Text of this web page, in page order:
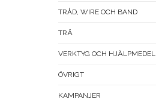
TRÅD, WIRE OCH BAND
TRÄ
VERKTYG OCH HJÄLPMEDEL
ÖVRIGT
KAMPANJER